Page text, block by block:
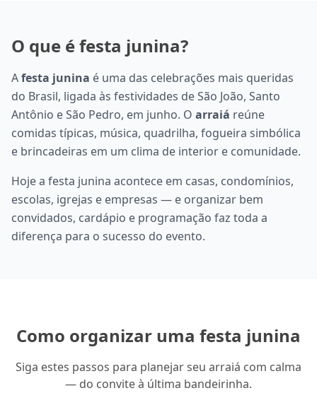
O que é festa junina?
Afesta junina é uma das celebrações mais queridas
do Brasil, ligada às festividades de São João, Santo
Antônio e São Pedro, em junho. O arraiá reúne
comidas típicas, música, quadrilha, fogueira simbólica
e brincadeiras em um clima de interior e comunidade.
Hoje a festa junina acontece em casas, condomínios,
escolas, igrejas e empresas — e organizar bem
convidados, cardápio e programação faz toda a
diferença para o sucesso do evento.
Como organizar uma festa junina
Siga estes passos para planejar seu arraiá com calma
— do convite à última bandeirinha.